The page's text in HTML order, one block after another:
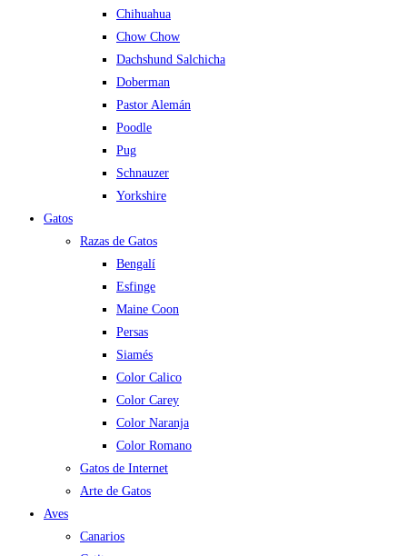
Chihuahua
Chow Chow
Dachshund Salchicha
Doberman
Pastor Alemán
Poodle
Pug
Schnauzer
Yorkshire
Gatos
Razas de Gatos
Bengalí
Esfinge
Maine Coon
Persas
Siamés
Color Calico
Color Carey
Color Naranja
Color Romano
Gatos de Internet
Arte de Gatos
Aves
Canarios